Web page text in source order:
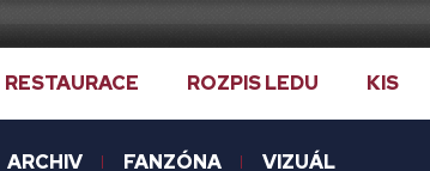
RESTAURACE ROZPIS LEDU KIS
ARCHIV FANZÓNA VIZUÁL